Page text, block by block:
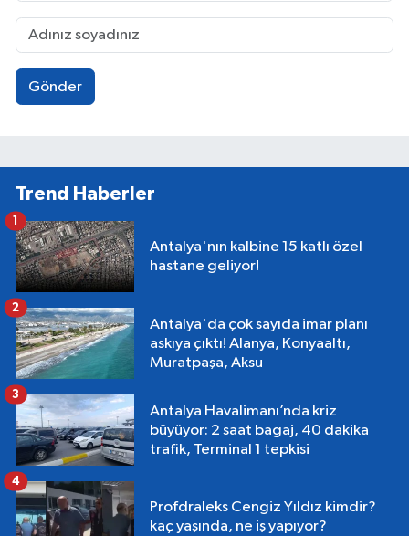
Gönder
Trend Haberler
Antalya'nın kalbine 15 katlı özel
hastane geliyor!
1
Antalya'da çok sayıda imar planı
askıya çıktı! Alanya, Konyaaltı,
Muratpaşa, Aksu
2
Antalya Havalimanı’nda kriz
büyüyor: 2 saat bagaj, 40 dakika
trafik, Terminal 1 tepkisi
3
Profdraleks Cengiz Yıldız kimdir?
kaç yaşında, ne iş yapıyor?
4